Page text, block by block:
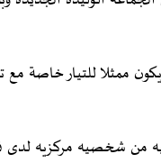
ممثلا للتيار خاصة مع
به من شخصيه مركزيه